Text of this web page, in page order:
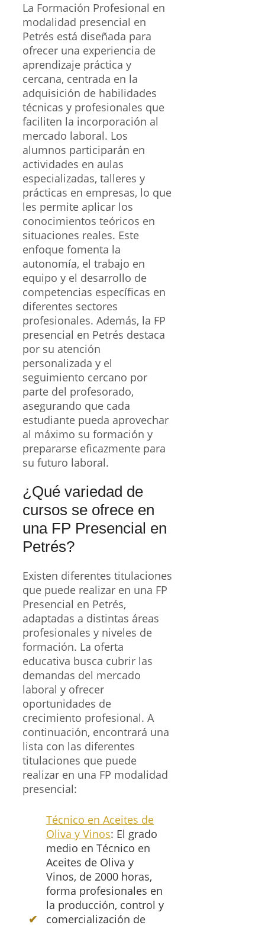
La Formación Profesional en
modalidad presencial en
Petrés está diseñada para
ofrecer una experiencia de
aprendizaje práctica y
cercana, centrada en la
adquisición de habilidades
técnicas y profesionales que
faciliten la incorporación al
mercado laboral. Los
alumnos participarán en
actividades en aulas
especializadas, talleres y
prácticas en empresas, lo que
les permite aplicar los
conocimientos teóricos en
situaciones reales. Este
enfoque fomenta la
autonomía, el trabajo en
equipo y el desarrollo de
competencias específicas en
diferentes sectores
profesionales. Además, la FP
presencial en Petrés destaca
por su atención
personalizada y el
seguimiento cercano por
parte del profesorado,
asegurando que cada
estudiante pueda aprovechar
al máximo su formación y
prepararse eficazmente para
su futuro laboral.
¿Qué variedad de
cursos se ofrece en
una FP Presencial en
Petrés?
Existen diferentes titulaciones
que puede realizar en una FP
Presencial en Petrés,
adaptadas a distintas áreas
profesionales y niveles de
formación. La oferta
educativa busca cubrir las
demandas del mercado
laboral y ofrecer
oportunidades de
crecimiento profesional. A
continuación, encontrará una
lista con las diferentes
titulaciones que puede
realizar en una FP modalidad
presencial:
Técnico en Aceites de
Oliva y Vinos: El grado
medio en Técnico en
Aceites de Oliva y
Vinos, de 2000 horas,
forma profesionales en
la producción, control y
comercialización de